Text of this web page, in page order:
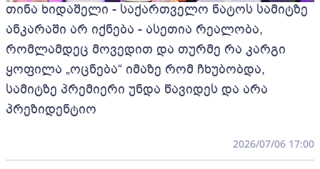
თინა ხიდაშელი - საქართველო ნატოს სამიტზე
ანკარაში არ იქნება - ასეთია რეალობა,
რომლამდეც მოვედით და თურმე რა კარგი
ყოფილა „ოცნება“ იმაზე რომ ჩხუბობდა,
სამიტზე პრემიერი უნდა წავიდეს და არა
პრეზიდენტიო
2026/07/06 17:00